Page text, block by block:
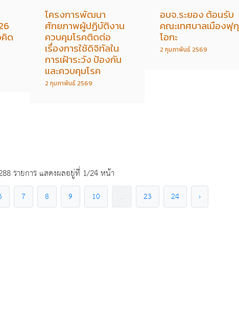
ด
โครงการพัฒนา
ศักยภาพผู้ปฏิบัติงาน
ควบคุมโรคติดต่อ
เรื่องการใช้ดิจิทัลใน
การเฝ้าระวัง ป้องกัน
และควบคุมโรค
2 กุมภาพันธ์ 2569
อบจ.ระยอง ต้อนรับ
คณะเทศบาลเมืองฟุกุ
โอกะ
2 กุมภาพันธ์ 2569
รายการ แสดงผลอยู่ที่ 1/24 หน้า
7 8 9 10 ... 23 24 ›